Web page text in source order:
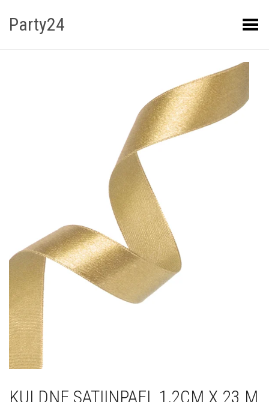
Party24 Kuva menüü
KULDNE SATIINPAEL 1,2CM X 23 M